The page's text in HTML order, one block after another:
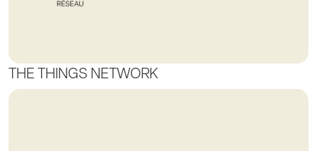
THE THINGS NETWORK